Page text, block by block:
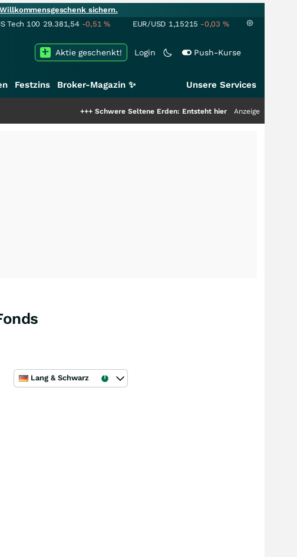
sichern.
Tech 100 29.381,54 -0,51% EUR/USD 1,15215 -0,03 %
Login Push-Kurse
Aktie geschenkt!
Festzins Broker-Magazin ✨ Unsere Services
Schwere Seltene Erden: Entsteht hier die nächste Milliardenstory?
Anzeige
Lang & Schwarz